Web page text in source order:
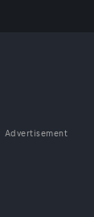
Advertisement